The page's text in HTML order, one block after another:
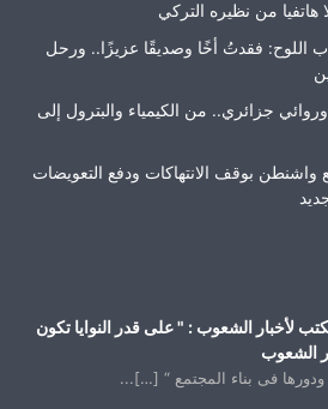
هاتفيا من نظيره التركي
اللوح: فقدتُ أخًا وصديقًا عزيزًا.. ورحل
جزائري.. من الكيمياء والبترول إلى
بوقف الانتهاكات ودفع التعويضات
لأخبار الشعوب : " على قدر النوايا تكون
الشعوب
فى بناء المجتمع “ […]...